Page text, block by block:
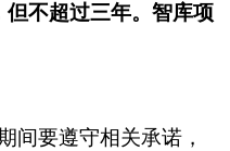
不超过三年。智库项
间要遵守相关承诺，